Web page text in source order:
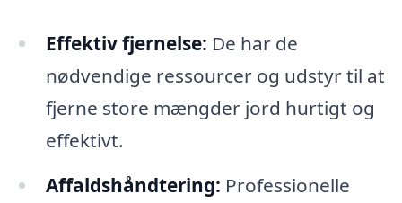
Effektiv fjernelse: De har de
nødvendige ressourcer og udstyr til at
fjerne store mængder jord hurtigt og
effektivt.
Affaldshåndtering: Professionelle